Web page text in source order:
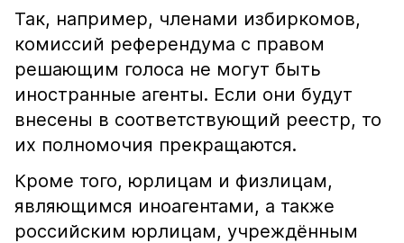
Так, например, членами избиркомов,
комиссий референдума с правом
решающим голоса не могут быть
иностранные агенты. Если они будут
внесены в соответствующий реестр, то
их полномочия прекращаются.
Кроме того, юрлицам и физлицам,
являющимся иноагентами, а также
российским юрлицам, учреждённым